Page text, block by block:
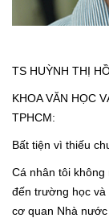
TS HUỲNH THỊ
KHOA VĂN HỌC
TPHCM:
Bất tiện vì thiếu
Cá nhân tôi
đến trường học và
cơ quan Nhà